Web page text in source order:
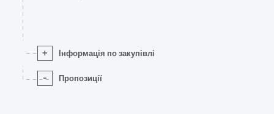
+ Інформація по закупівлі
- Пропозиції